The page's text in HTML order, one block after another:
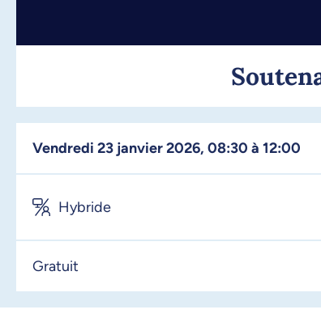
vendredi 23 janvier 2026, 08:30 à 12:00
Hybride
Gratuit